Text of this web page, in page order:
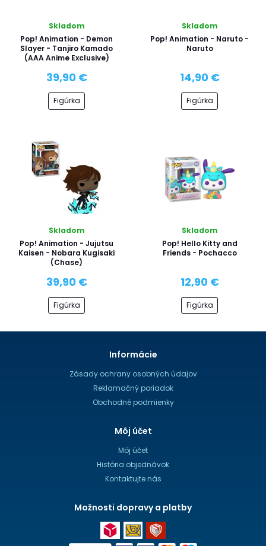
Skladom
Pop! Animation - Demon
Slayer - Tanjiro Kamado
(AAA Anime Exclusive)
39,90 €
Figúrka
Skladom
Pop! Animation - Naruto -
Naruto
14,90 €
Figúrka
Skladom
Pop! Animation - Jujutsu
Kaisen - Nobara Kugisaki
(Chase)
39,90 €
Figúrka
Skladom
Pop! Hello Kitty and
Friends - Pochacco
12,90 €
Figúrka
Informácie
Zásady ochrany osobných údajov
Reklamačný poriadok
Obchodné podmienky
Môj účet
Môj účet
História objednávok
Kontaktujte nás
Možnosti dopravy a platby